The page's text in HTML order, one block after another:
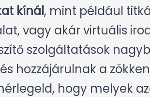
kínál, mint például
vagy akár virtuális
szolgáltatások
hozzájárulnak a
hogy melyek